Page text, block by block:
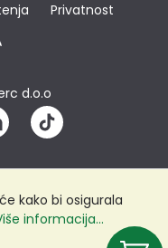
Privatnost
d.o.o
kako bi osigurala
informacija...